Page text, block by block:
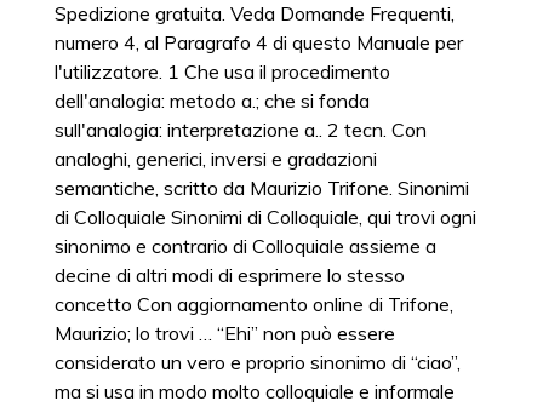
Spedizione gratuita. Veda Domande Frequenti,
numero 4, al Paragrafo 4 di questo Manuale per
l'utilizzatore. 1 Che usa il procedimento
dell'analogia: metodo a.; che si fonda
sull'analogia: interpretazione a.. 2 tecn. Con
analoghi, generici, inversi e gradazioni
semantiche, scritto da Maurizio Trifone. Sinonimi
di Colloquiale Sinonimi di Colloquiale, qui trovi ogni
sinonimo e contrario di Colloquiale assieme a
decine di altri modi di esprimere lo stesso
concetto Con aggiornamento online di Trifone,
Maurizio; lo trovi … “Ehi” non può essere
considerato un vero e proprio sinonimo di “ciao”,
ma si usa in modo molto colloquiale e informale